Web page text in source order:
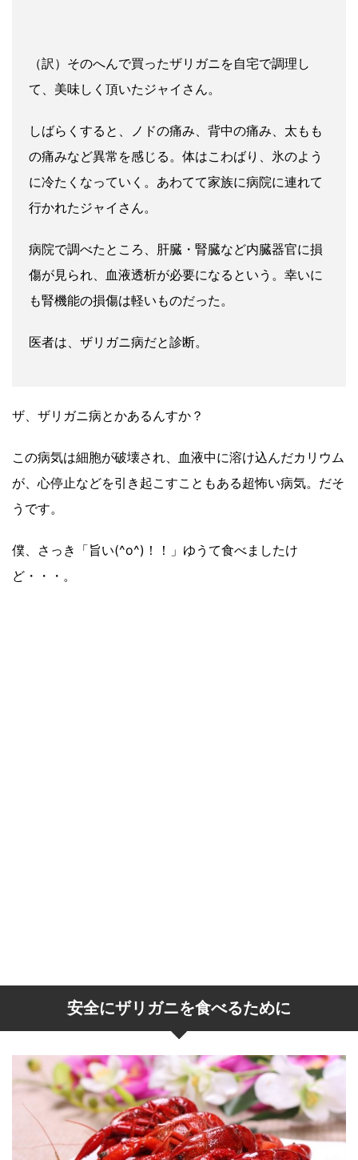
（訳）そのへんで買ったザリガニを自宅で調理し
て、美味しく頂いたジャイさん。
しばらくすると、ノドの痛み、背中の痛み、太もも
の痛みなど異常を感じる。体はこわばり、氷のよう
に冷たくなっていく。あわてて家族に病院に連れて
行かれたジャイさん。
病院で調べたところ、肝臓・腎臓など内臓器官に損
傷が見られ、血液透析が必要になるという。幸いに
も腎機能の損傷は軽いものだった。
医者は、ザリガニ病だと診断。
ザ、ザリガニ病とかあるんすか？
この病気は細胞が破壊され、血液中に溶け込んだカリウム
が、心停止などを引き起こすこともある超怖い病気。だそ
うです。
僕、さっき「旨い(^o^)！！」ゆうて食べましたけ
ど・・・。
安全にザリガニを食べるために